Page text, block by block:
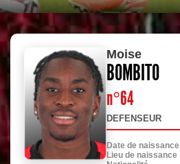
Moise
BOMBITO
n°64
DEFENSEUR
Date de naissance
Lieu de naissance